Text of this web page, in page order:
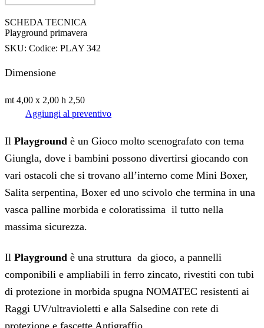
SCHEDA TECNICA
Playground primavera
SKU: Codice: PLAY 342
Dimensione
mt 4,00 x 2,00 h 2,50
Aggiungi al preventivo
Il Playground è un Gioco molto scenografato con tema
Giungla, dove i bambini possono divertirsi giocando con
vari ostacoli che si trovano all’interno come Mini Boxer,
Salita serpentina, Boxer ed uno scivolo che termina in una
vasca palline morbida e coloratissima il tutto nella
massima sicurezza.
Il Playground è una struttura da gioco, a pannelli
componibili e ampliabili in ferro zincato, rivestiti con tubi
di protezione in morbida spugna NOMATEC resistenti ai
Raggi UV/ultravioletti e alla Salsedine con rete di
protezione e fascette Antigraffio.